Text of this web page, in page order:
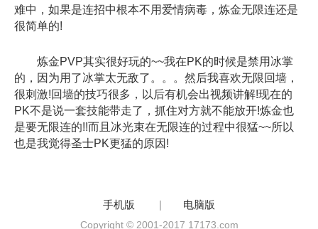
难中，如果是连招中根本不用爱情病毒，炼金无限连还是
很简单的!
炼金PVP其实很好玩的~~我在PK的时候是禁用冰掌
的，因为用了冰掌太无敌了。。。然后我喜欢无限回墙，
很刺激!回墙的技巧很多，以后有机会出视频讲解!现在的
PK不是说一套技能带走了，抓住对方就不能放开!炼金也
是要无限连的!!而且冰光束在无限连的过程中很猛~~所以
也是我觉得圣士PK更猛的原因!
手机版 | 电脑版
Copyright © 2001-2017 17173.com